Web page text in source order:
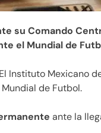
su Comando
el Mundial de
El Instituto Mexicano
de Futbol.
ante la